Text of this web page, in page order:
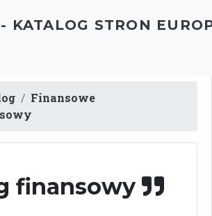
KATALOG STRON
Finansowe
finansowy